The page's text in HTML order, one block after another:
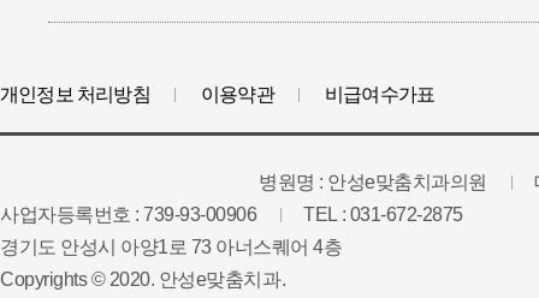
개인정보 처리방침 이용약관 비급여수가표
병원명 : 안성e맞춤치과의원
사업자등록번호 : 739-93-00906
TEL : 031-672-2875
경기도 안성시 아양1로 73 아너스퀘어 4층
Copyrights © 2020. 안성e맞춤치과.